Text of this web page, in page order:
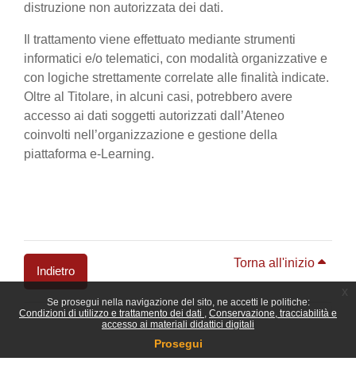
Se prosegui nella navigazione del sito, ne accetti le politiche:
Condizioni di utilizzo e trattamento dei dati
Conservazione, tracciabilità e
accesso ai materiali didattici digitali
Prosegui
distruzione non autorizzata dei dati.
Il trattamento viene effettuato mediante strumenti
informatici e/o telematici, con modalità organizzative e
con logiche strettamente correlate alle finalità indicate.
Oltre al Titolare, in alcuni casi, potrebbero avere
accesso ai dati soggetti autorizzati dall’Ateneo
coinvolti nell’organizzazione e gestione della
piattaforma e-Learning.
Indietro
Torna all'inizio
Blocchi